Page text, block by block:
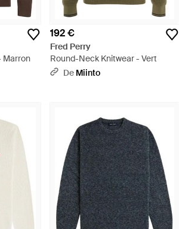
Marron
192 €
Fred Perry
Round-Neck Knitwear - Vert
De Miinto